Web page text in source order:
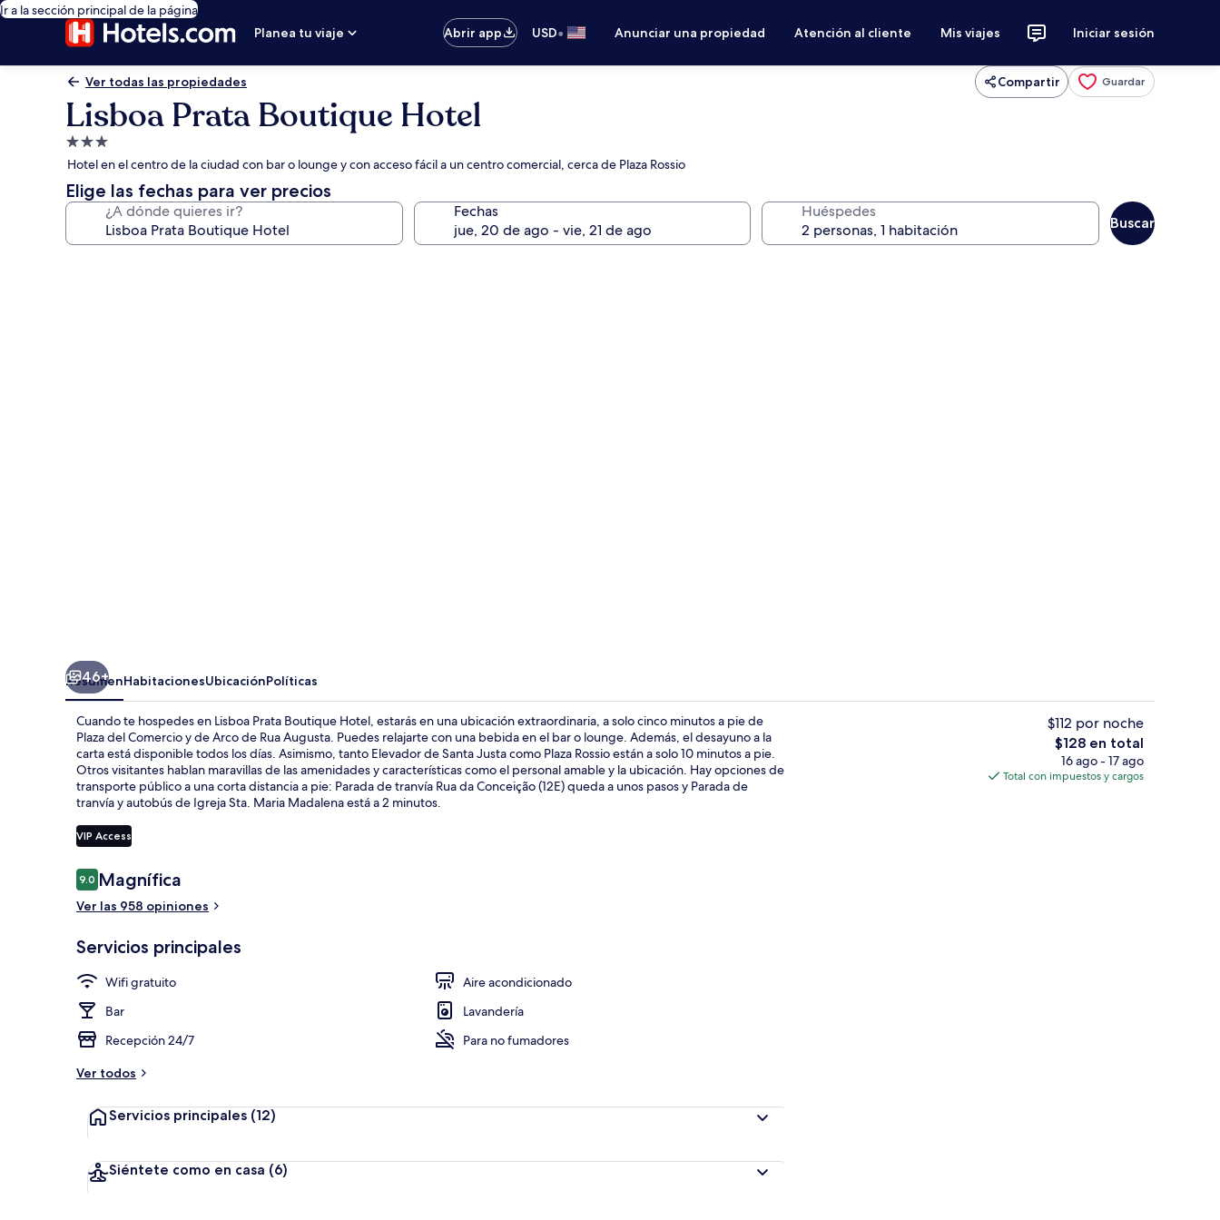
Ir a la sección principal de la página
Planea tu viaje
Abrir app USD• Anunciar una propiedad Atención al cliente Mis viajes Iniciar sesión
Ver todas las propiedades Compartir Guardar
Lisboa Prata Boutique Hotel
Propiedad
de
3.0
estrellas
Hotel en el centro de la ciudad con bar o lounge y con acceso fácil a un centro comercial, cerca de Plaza Rossio
Elige las fechas para ver precios
¿A dónde quieres ir? Fechas Huéspedes
Buscar
Sala de estar en el lobby Recepción
46+
ResumenHabitacionesUbicaciónPolíticas
Cuando te hospedes en Lisboa Prata Boutique Hotel, estarás en una ubicación extraordinaria, a solo cinco minutos a pie de
Plaza del Comercio y de Arco de Rua Augusta. Puedes relajarte con una bebida en el bar o lounge. Además, el desayuno a la
carta está disponible todos los días. Asimismo, tanto Elevador de Santa Justa como Plaza Rossio están a solo 10 minutos a pie.
Otros visitantes hablan maravillas de las amenidades y características como el personal amable y la ubicación. Hay opciones de
transporte público a una corta distancia a pie: Parada de tranvía Rua da Conceição (12E) queda a unos pasos y Parada de
tranvía y autobús de Igreja Sta. Maria Madalena está a 2 minutos.
VIP Access
Opiniones
9.09.0 de 10,
Magnífica
Ver las 958 opiniones
Servicios principales
Wifi gratuito
Aire acondicionado
Bar
Lavandería
Recepción 24/7
Para no fumadores
Ver todos
Servicios principales (12)
Siéntete como en casa (6)
$112 por noche
El
precio
total
$128 en total
16 ago - 17 ago
Total con impuestos y cargos